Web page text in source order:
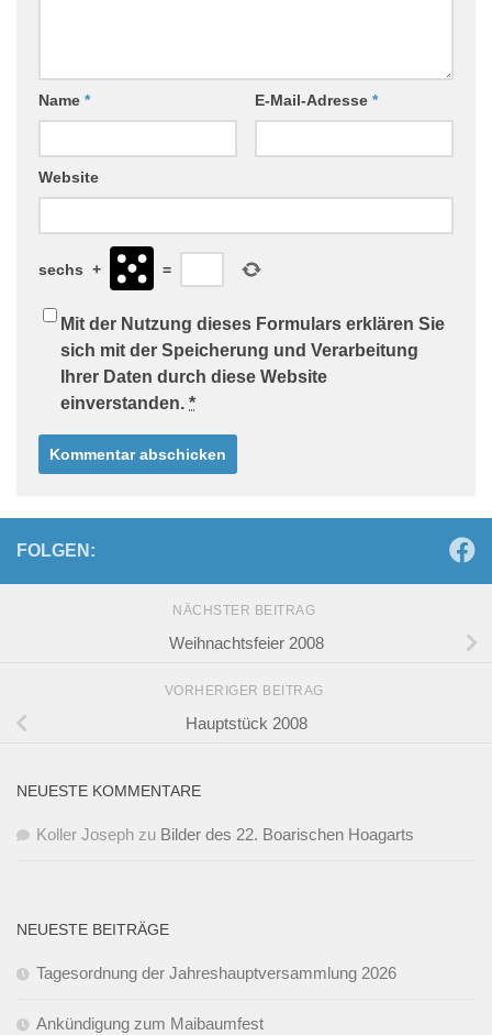
Name * E-Mail-Adresse *
Website
sechs + =
Mit der Nutzung dieses Formulars erklären Sie
sich mit der Speicherung und Verarbeitung
Ihrer Daten durch diese Website
einverstanden. *
FOLGEN:
NÄCHSTER BEITRAG
Weihnachtsfeier 2008
VORHERIGER BEITRAG
Hauptstück 2008
NEUESTE KOMMENTARE
Koller Joseph zu Bilder des 22. Boarischen Hoagarts
NEUESTE BEITRÄGE
Tagesordnung der Jahreshauptversammlung 2026
Ankündigung zum Maibaumfest